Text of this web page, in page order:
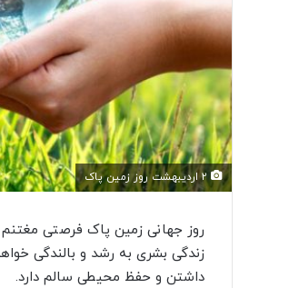
روز جهانی زمین پاک فرصتی
زندگی بشری به رشد و بالندگی
داشتن و حفظ محیطی سالم دارد.